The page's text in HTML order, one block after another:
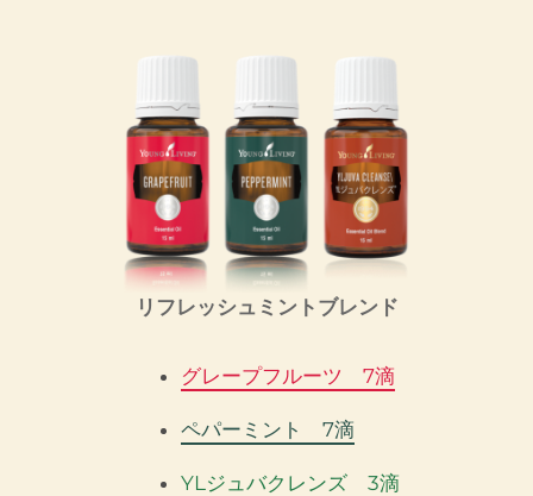
リフレッシュミントブレンド
グレープフルーツ 7滴
ペパーミント 7滴
YLジュバクレンズ 3滴